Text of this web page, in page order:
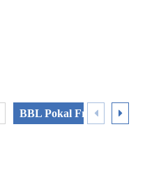
BBL Pokal Frauen 2.